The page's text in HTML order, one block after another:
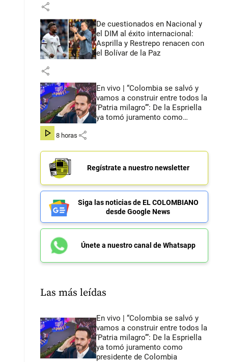
share
De cuestionados en Nacional y
el DIM al éxito internacional:
Asprilla y Restrepo renacen con
el Bolívar de la Paz
share
En vivo | “Colombia se salvó y
vamos a construir entre todos la
‘Patria milagro’”: De la Espriella
ya tomó juramento como
hace 8 horas share
Regístrate a nuestro newsletter
Siga las noticias de EL COLOMBIANO
desde Google News
Únete a nuestro canal de Whatsapp
Las más leídas
En vivo | “Colombia se salvó y
vamos a construir entre todos la
‘Patria milagro’”: De la Espriella
ya tomó juramento como
presidente de Colombia